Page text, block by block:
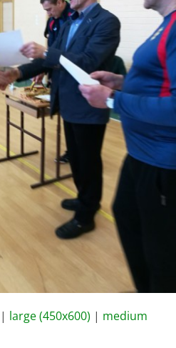
| large (450x600) | medium